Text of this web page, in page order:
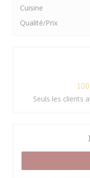
Cuisine
Qualité/Prix
Seuls les clients